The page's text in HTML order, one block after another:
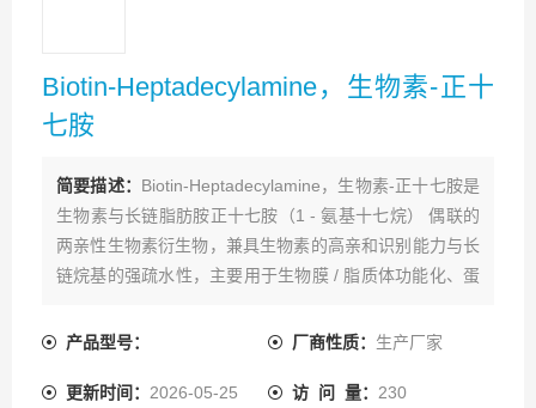
Biotin-Heptadecylamine，生物素-正十
七胺
简要描述： Biotin-Heptadecylamine，生物素-正十七胺是
生物素与长链脂肪胺正十七胺（1 - 氨基十七烷） 偶联的
两亲性生物素衍生物，兼具生物素的高亲和识别能力与长
链烷基的强疏水性，主要用于生物膜 / 脂质体功能化、蛋
产品型号：
厂商性质： 生产厂家
更新时间： 2026-05-25 访 问 量： 230